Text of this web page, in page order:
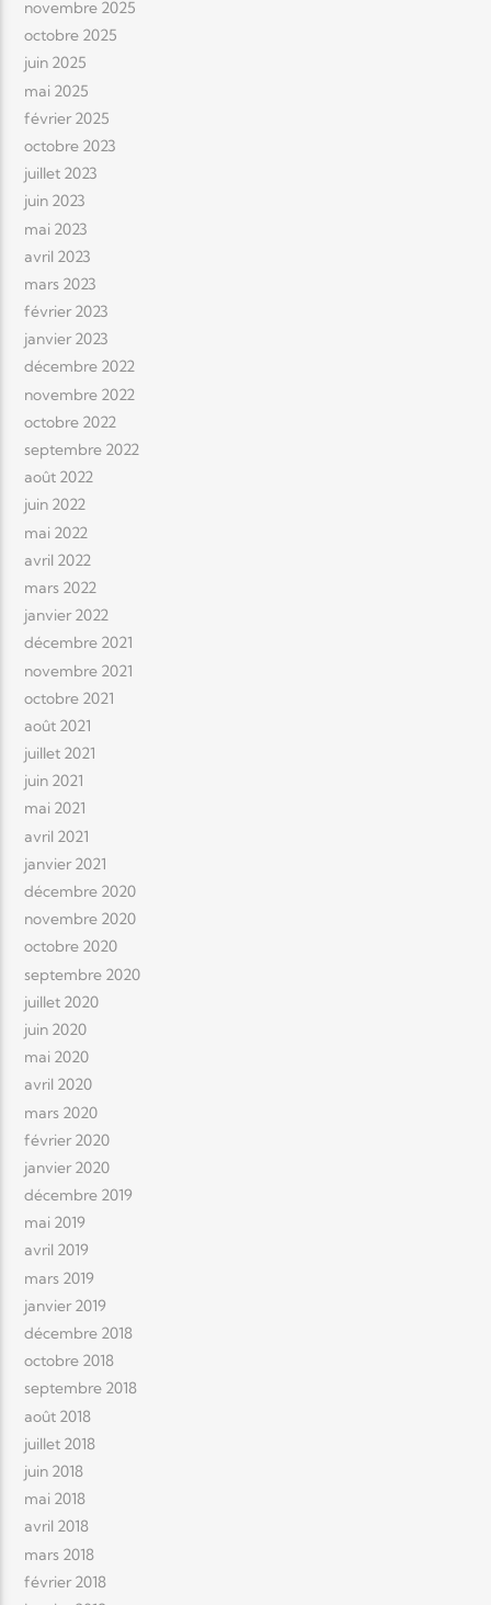
novembre 2025
octobre 2025
juin 2025
mai 2025
février 2025
octobre 2023
juillet 2023
juin 2023
mai 2023
avril 2023
mars 2023
février 2023
janvier 2023
décembre 2022
novembre 2022
octobre 2022
septembre 2022
août 2022
juin 2022
mai 2022
avril 2022
mars 2022
janvier 2022
décembre 2021
novembre 2021
octobre 2021
août 2021
juillet 2021
juin 2021
mai 2021
avril 2021
janvier 2021
décembre 2020
novembre 2020
octobre 2020
septembre 2020
juillet 2020
juin 2020
mai 2020
avril 2020
mars 2020
février 2020
janvier 2020
décembre 2019
mai 2019
avril 2019
mars 2019
janvier 2019
décembre 2018
octobre 2018
septembre 2018
août 2018
juillet 2018
juin 2018
mai 2018
avril 2018
mars 2018
février 2018